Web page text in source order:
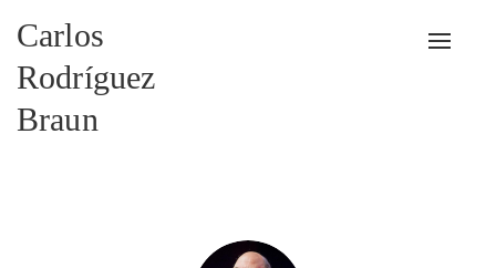
Carlos
Rodríguez
Braun